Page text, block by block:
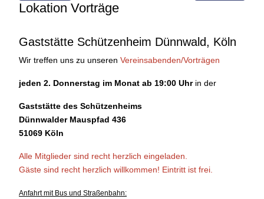
Lokation Vorträge
Gaststätte Schützenheim Dünnwald, Köln
Wir treffen uns zu unseren Vereinsabenden/Vorträgen
jeden 2. Donnerstag im Monat ab 19:00 Uhr in der
Gaststätte des Schützenheims
Dünnwalder Mauspfad 436
51069 Köln
Alle Mitglieder sind recht herzlich eingeladen.
Gäste sind recht herzlich willkommen! Eintritt ist frei.
Anfahrt mit Bus und Straßenbahn: